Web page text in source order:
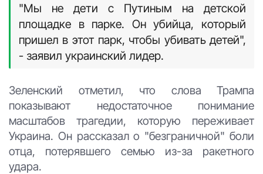
"Мы не дети с Путиным на детской
площадке в парке. Он убийца, который
пришел в этот парк, чтобы убивать детей",
- заявил украинский лидер.
Зеленский отметил, что слова Трампа
показывают недостаточное понимание
масштабов трагедии, которую переживает
Украина. Он рассказал о "безграничной" боли
отца, потерявшего семью из-за ракетного
удара.